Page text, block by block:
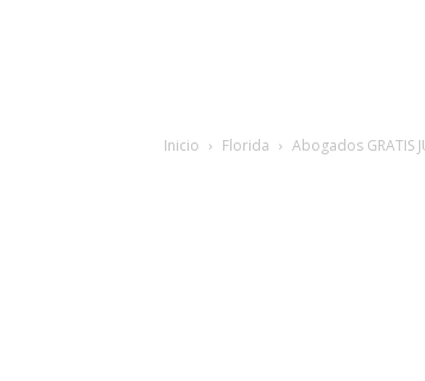
Inicio Florida Abogados GRATIS